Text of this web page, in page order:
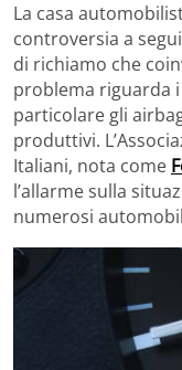
La casa
controversia a
di richiamo che
problema riguarda
particolare gli
produttivi.
Italiani, nota come
l’allarme sulla
numerosi